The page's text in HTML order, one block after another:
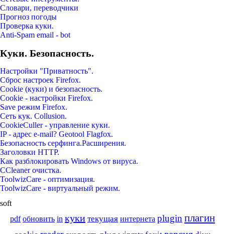
Словари, переводчики
Прогноз погоды
Проверка куки.
Anti-Spam email - bot
Куки. Безопасность.
Настройки "Приватность".
Сброс настроек Firefox.
Cookie (куки) и безопасность.
Cookie - настройки Firefox.
Save режим Firefox.
Сеть кук. Collusion.
CookieCuller - управление куки.
IP - адрес e-mail? Geotool Flagfox.
Безопасность серфинга.Расширения.
Заголовки HTTP.
Как разблокировать Windows от вируса.
CCleaner очистка.
ToolwizCare - оптимизация.
ToolwizCare - виртуальный режим.
soft
pdf обновить in куки текущая интернета plugin плагин